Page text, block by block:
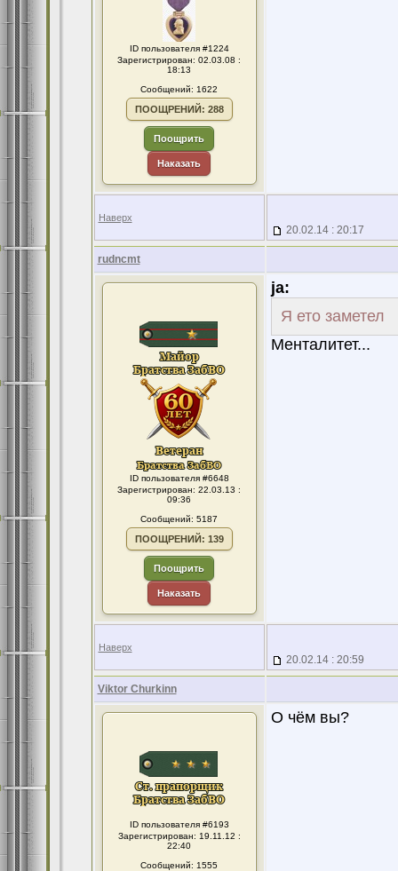
ID пользователя #1224
Зарегистрирован: 02.03.08 :
18:13
Сообщений: 1622
ПООЩРЕНИЙ: 288
Поощрить
Наказать
Наверх
20.02.14 : 20:17
rudncmt
ID пользователя #6648
Зарегистрирован: 22.03.13 :
09:36
Сообщений: 5187
ПООЩРЕНИЙ: 139
Поощрить
Наказать
ja:
Я ето заметел
Менталитет...
Наверх
20.02.14 : 20:59
Viktor Churkinn
ID пользователя #6193
Зарегистрирован: 19.11.12 :
22:40
Сообщений: 1555
О чём вы?